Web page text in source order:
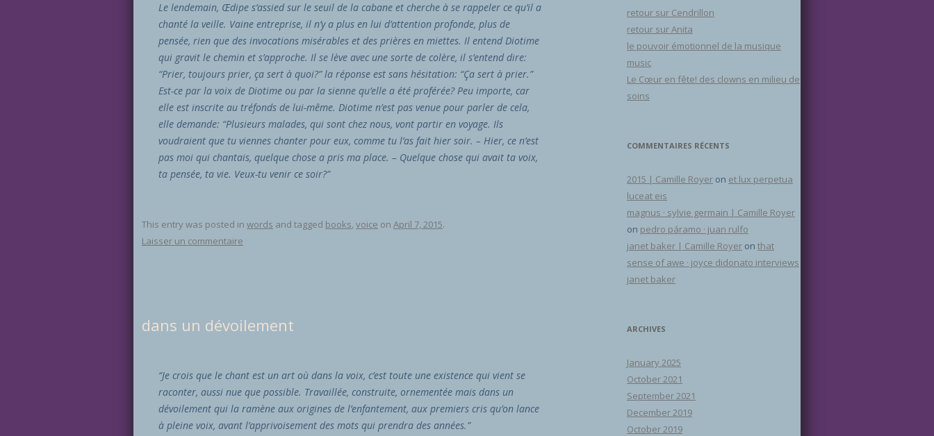
Le lendemain, Œdipe s’assied sur le seuil de la cabane et cherche à se rappeler ce qu’il a
chanté la veille. Vaine entreprise, il n’y a plus en lui d’attention profonde, plus de
pensée, rien que des invocations misérables et des prières en miettes. Il entend Diotime
qui gravit le chemin et s’approche. Il se lève avec une sorte de colère, il s’entend dire:
“Prier, toujours prier, ça sert à quoi?” la réponse est sans hésitation: “Ça sert à prier.”
Est-ce par la voix de Diotime ou par la sienne qu’elle a été proférée? Peu importe, car
elle est inscrite au tréfonds de lui-même. Diotime n’est pas venue pour parler de cela,
elle demande: “Plusieurs malades, qui sont chez nous, vont partir en voyage. Ils
voudraient que tu viennes chanter pour eux, comme tu l’as fait hier soir. – Hier, ce n’est
pas moi qui chantais, quelque chose a pris ma place. – Quelque chose qui avait ta voix,
ta pensée, ta vie. Veux-tu venir ce soir?”
This entry was posted in words and tagged books, voice on April 7, 2015.
Laisser un commentaire
dans un dévoilement
“Je crois que le chant est un art où dans la voix, c’est toute une existence qui vient se
raconter, aussi nue que possible. Travaillée, construite, ornementée mais dans un
dévoilement qui la ramène aux origines de l’enfantement, aux premiers cris qu’on lance
à pleine voix, avant l’apprivoisement des mots qui prendra des années.”
retour sur Cendrillon
retour sur Anita
le pouvoir émotionnel de la musique
music
Le Cœur en fête! des clowns en milieu de
soins
COMMENTAIRES RÉCENTS
2015 | Camille Royer on et lux perpetua
luceat eis
magnus · sylvie germain | Camille Royer
on pedro páramo · juan rulfo
janet baker | Camille Royer on that
sense of awe · joyce didonato interviews
janet baker
ARCHIVES
January 2025
October 2021
September 2021
December 2019
October 2019